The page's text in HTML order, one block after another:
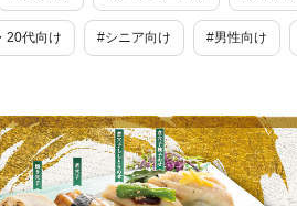
20代向け #シニア向け #男性向け